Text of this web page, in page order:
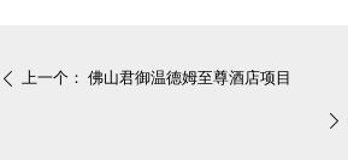
ꄴ 上一个： 佛山君御温德姆至尊酒店项目
ꄲ